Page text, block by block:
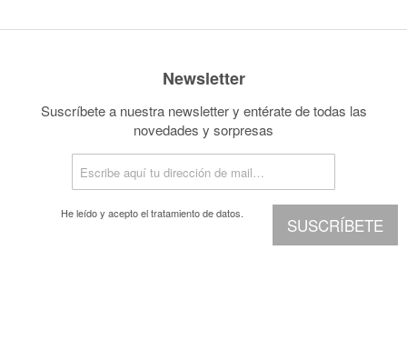
Newsletter
Suscríbete a nuestra newsletter y entérate de todas las
novedades y sorpresas
SUSCRÍBETE
He leído y acepto eltratamiento de datos.